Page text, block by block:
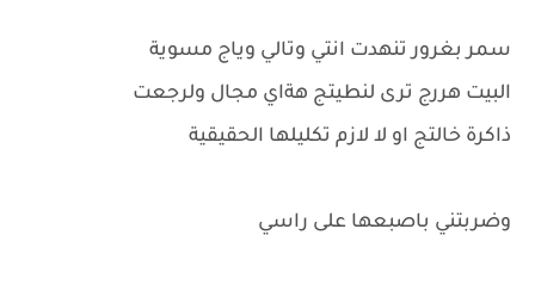
سمر بغرور تنهدت انتي وتالي وياج مسوية
البيت هررج ترى لنطيتج هةاي مجال ولرجعت
ذاكرة خالتج او لا لازم تكليلها الحقيقية
وضربتني باصبعها على راسي